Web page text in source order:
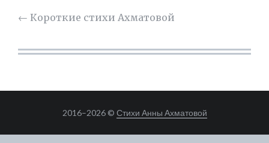
← Короткие стихи Ахматовой
2016–2026 © Стихи Анны Ахматовой